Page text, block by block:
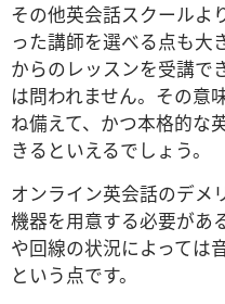
その他英会話スクールよ
った講師を選べる点も大
からのレッスンを受講で
は問われません。その意
ね備えて、かつ本格的な
きるといえるでしょう。
オンライン英会話のデメ
機器を用意する必要があ
や回線の状況によっては
という点です。